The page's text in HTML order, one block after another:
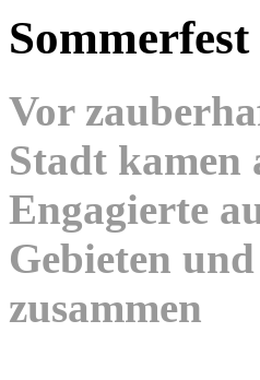
Vor
Stadt kamen
Engagierte
Gebieten
zusammen